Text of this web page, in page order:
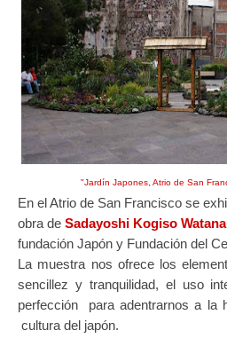
"Jardín Japones, Atrio de San
En el Atrio de San Francisco se
obra de Sadayoshi Kogiso
fundación Japón y Fundación del
La muestra nos ofrece los
sencillez y tranquilidad, el uso
perfección para adentrarnos a la
cultura del japón.